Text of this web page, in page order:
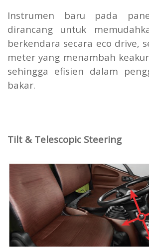
Instrumen baru pada
dirancang untuk
berkendara secara eco drive,
meter yang menambah
sehingga efisien dalam
bakar.
Tilt & Telescopic Steering